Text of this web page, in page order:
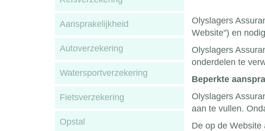
Aansprakelijkheid
Autoverzekering
Watersportverzekering
Fietsverzekering
Opstal
Olyslagers
Website") en
Olyslagers
onderdelen te
Beperkte
Olyslagers
aan te vullen.
De op de